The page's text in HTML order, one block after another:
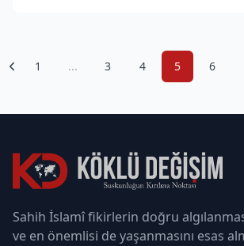
1 ... 3 4 5 6
Sahih İslamî fikirlerin doğru
ve en önemlisi de yaşanmasını esas